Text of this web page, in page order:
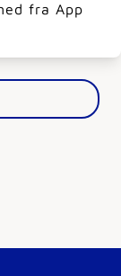
fra App